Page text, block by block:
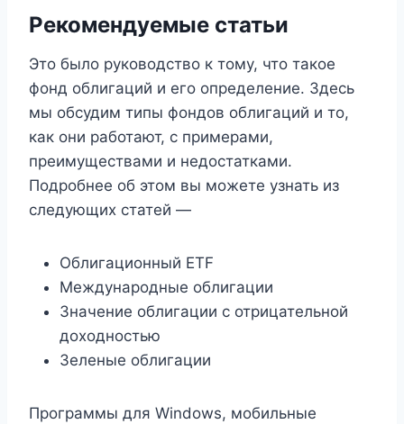
Рекомендуемые статьи
Это было руководство к тому, что такое
фонд облигаций и его определение. Здесь
мы обсудим типы фондов облигаций и то,
как они работают, с примерами,
преимуществами и недостатками.
Подробнее об этом вы можете узнать из
следующих статей —
Облигационный ETF
Международные облигации
Значение облигации с отрицательной
доходностью
Зеленые облигации
Программы для Windows, мобильные